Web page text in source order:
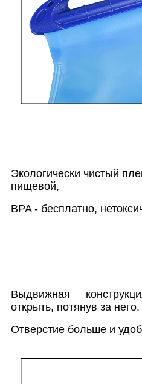
Экологически чистый
пищевой,
BPA - бесплатно,
Выдвижная
открыть, потянув за него.
Отверстие больше и